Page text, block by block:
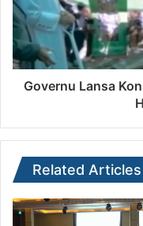
Governu Lansa
Related Articles